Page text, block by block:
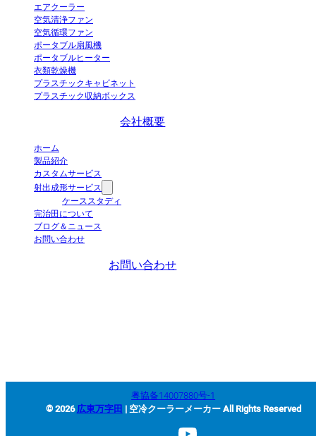
エアクーラー
空気清浄ファン
空気循環ファン
ポータブル扇風機
ポータブルヒーター
衣類乾燥機
プラスチックキャビネット
プラスチック収納ボックス
会社概要
ホーム
製品紹介
カスタムサービス
射出成形サービス
ケーススタディ
完治田について
ブログ＆ニュース
お問い合わせ
お問い合わせ
粤協备14007880号-1
© 2026広東万字田 | 空冷クーラーメーカー All Rights Reserved